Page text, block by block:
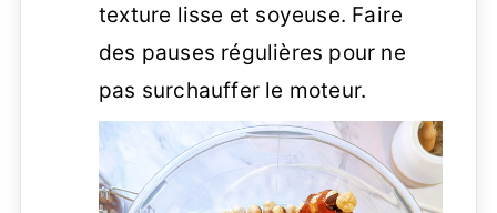
texture lisse et soyeuse. Faire
des pauses régulières pour ne
pas surchauffer le moteur.